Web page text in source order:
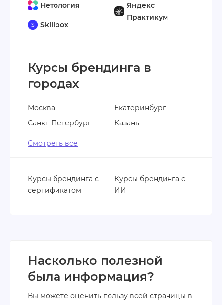
Нетология
Skillbox
Яндекс
Практикум
Курсы брендинга в
городах
Москва
Санкт-Петербург
Екатеринбург
Казань
Смотреть все
Курсы брендинга с
сертификатом
Курсы брендинга с
ИИ
Насколько полезной
была информация?
Вы можете оценить пользу всей страницы в